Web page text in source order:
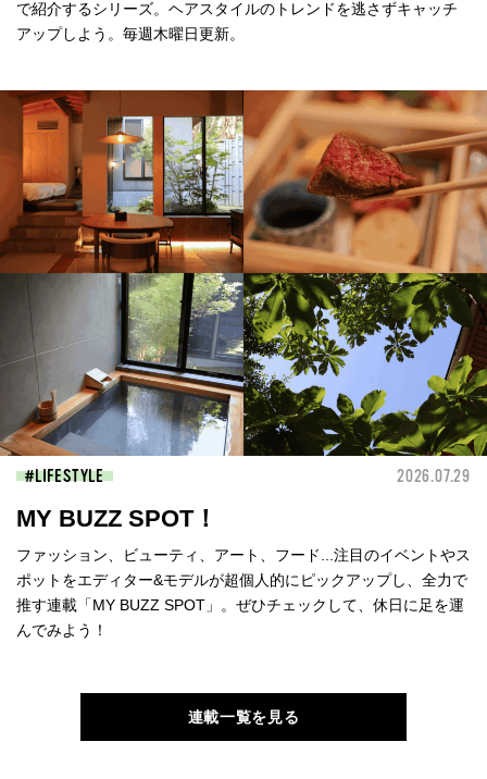
で紹介するシリーズ。ヘアスタイルのトレンドを逃さずキャッチ
アップしよう。毎週木曜日更新。
LIFESTYLE 2026.07.29
MY BUZZ SPOT！
ファッション、ビューティ、アート、フード...注目のイベントやス
ポットをエディター&モデルが超個人的にピックアップし、全力で
推す連載「MY BUZZ SPOT」。ぜひチェックして、休日に足を運
んでみよう！
連載一覧を見る